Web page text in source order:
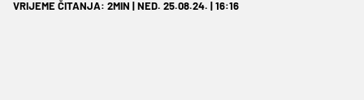
VRIJEME ČITANJA: 2MIN | NED. 25.08.24. | 16:16